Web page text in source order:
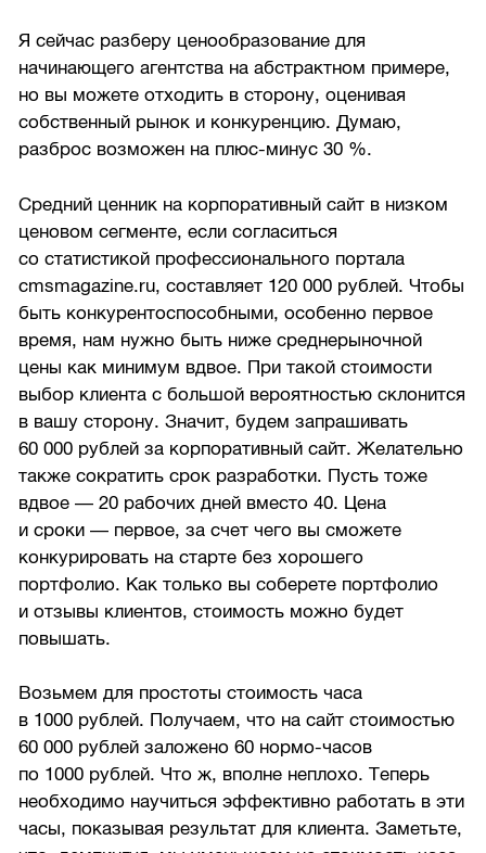
Я сейчас разберу ценообразование для
начинающего агентства на абстрактном примере,
но вы можете отходить в сторону, оценивая
собственный рынок и конкуренцию. Думаю,
разброс возможен на плюс-минус 30 %.
Средний ценник на корпоративный сайт в низком
ценовом сегменте, если согласиться
со статистикой профессионального портала
cmsmagazine.ru, составляет 120 000 рублей. Чтобы
быть конкурентоспособными, особенно первое
время, нам нужно быть ниже среднерыночной
цены как минимум вдвое. При такой стоимости
выбор клиента с большой вероятностью склонится
в вашу сторону. Значит, будем запрашивать
60 000 рублей за корпоративный сайт. Желательно
также сократить срок разработки. Пусть тоже
вдвое — 20 рабочих дней вместо 40. Цена
и сроки — первое, за счет чего вы сможете
конкурировать на старте без хорошего
портфолио. Как только вы соберете портфолио
и отзывы клиентов, стоимость можно будет
повышать.
Возьмем для простоты стоимость часа
в 1000 рублей. Получаем, что на сайт стоимостью
60 000 рублей заложено 60 нормо-часов
по 1000 рублей. Что ж, вполне неплохо. Теперь
необходимо научиться эффективно работать в эти
часы, показывая результат для клиента. Заметьте,